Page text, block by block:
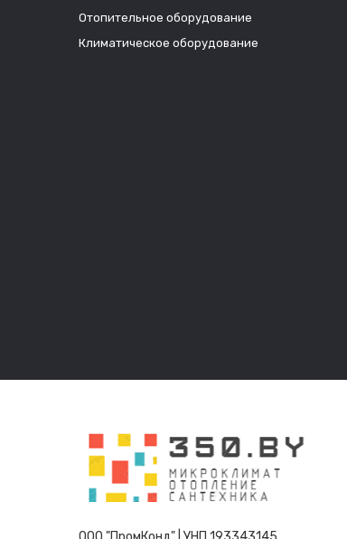
Отопительное оборудование
Климатическое оборудование